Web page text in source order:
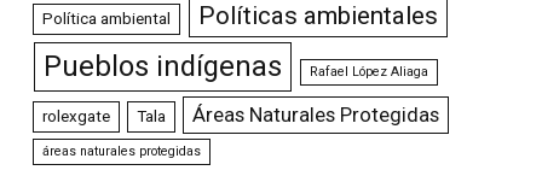
Política ambiental Políticas ambientales
Pueblos indígenas Rafael López Aliaga
rolexgate Tala Áreas Naturales Protegidas
áreas naturales protegidas